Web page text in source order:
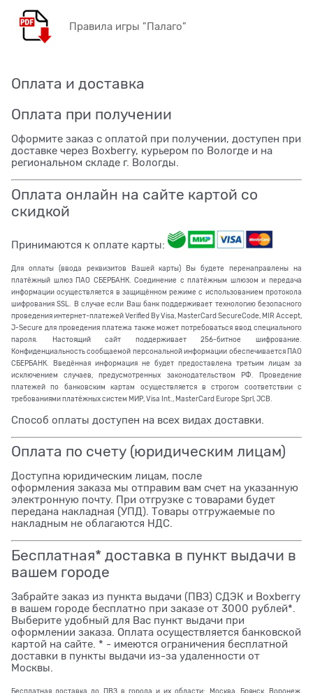
Правила игры "Палаго"
Оплата и доставка
Оплата при получении
Оформите заказ с оплатой при получении, доступен при
доставке через Boxberry, курьером по Вологде и на
региональном складе г. Вологды.
Оплата онлайн на сайте картой со
скидкой
Принимаются к оплате карты:
Для оплаты (ввода реквизитов Вашей карты) Вы будете перенаправлены на
платёжный шлюз ПАО СБЕРБАНК. Соединение с платёжным шлюзом и передача
информации осуществляется в защищённом режиме с использованием протокола
шифрования SSL. В случае если Ваш банк поддерживает технологию безопасного
проведения интернет-платежей Verified By Visa, MasterCard SecureCode, MIR Accept,
J-Secure для проведения платежа также может потребоваться ввод специального
пароля. Настоящий сайт поддерживает 256-битное шифрование.
Конфиденциальность сообщаемой персональной информации обеспечивается ПАО
СБЕРБАНК. Введённая информация не будет предоставлена третьим лицам за
исключением случаев, предусмотренных законодательством РФ. Проведение
платежей по банковским картам осуществляется в строгом соответствии с
требованиями платёжных систем МИР, Visa Int., MasterCard Europe Sprl, JCB.
Способ оплаты доступен на всех видах доставки.
Оплата по счету (юридическим лицам)
Доступна юридическим лицам, после
оформления заказа мы отправим вам счет на указанную
электронную почту. При отгрузке с товарами будет
передана накладная (УПД). Товары отгружаемые по
накладным не облагаются НДС.
Бесплатная* доставка в пункт выдачи в
вашем городе
Забрайте заказ из пункта выдачи (ПВЗ) СДЭК и Boxberry
в вашем городе бесплатно при заказе от 3000 рублей*.
Выберите удобный для Вас пункт выдачи при
оформлении заказа. Оплата осуществляется банковской
картой на сайте. * - имеются ограничения бесплатной
доставки в пункты выдачи из-за удаленности от
Москвы.
Бесплатная доставка до ПВЗ в города и их области: Москва, Брянск, Воронеж,